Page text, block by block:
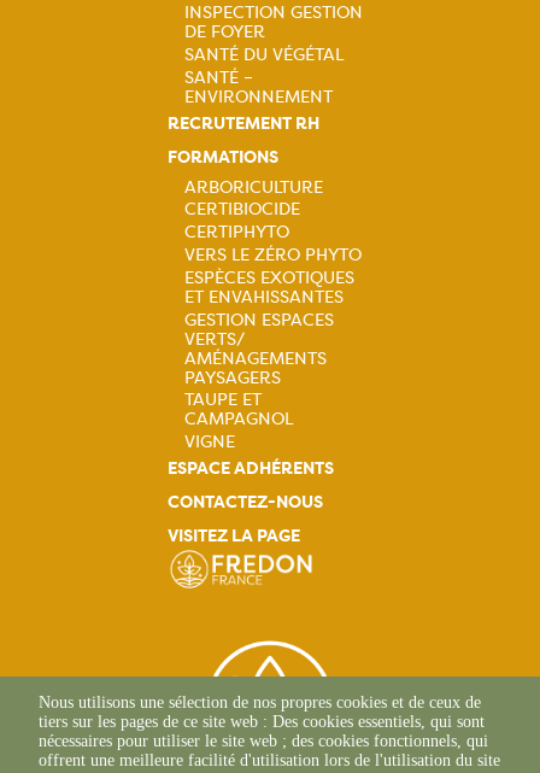
Navigation
principale
INSPECTION GESTION
DE FOYER
SANTÉ DU VÉGÉTAL
SANTÉ –
ENVIRONNEMENT
RECRUTEMENT RH
FORMATIONS
Navigation
principale
ARBORICULTURE
CERTIBIOCIDE
CERTIPHYTO
VERS LE ZÉRO PHYTO
ESPÈCES EXOTIQUES
ET ENVAHISSANTES
GESTION ESPACES
VERTS/
AMÉNAGEMENTS
PAYSAGERS
TAUPE ET
CAMPAGNOL
VIGNE
ESPACE ADHÉRENTS
CONTACTEZ-NOUS
VISITEZ LA PAGE
Nous utilisons une sélection de nos propres cookies et de ceux de
tiers sur les pages de ce site web : Des cookies essentiels, qui sont
nécessaires pour utiliser le site web ; des cookies fonctionnels, qui
offrent une meilleure facilité d'utilisation lors de l'utilisation du site